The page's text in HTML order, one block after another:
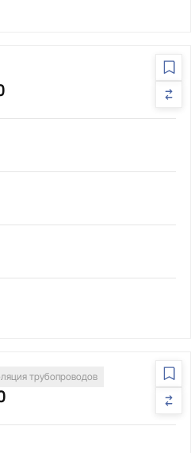
трубопроводов